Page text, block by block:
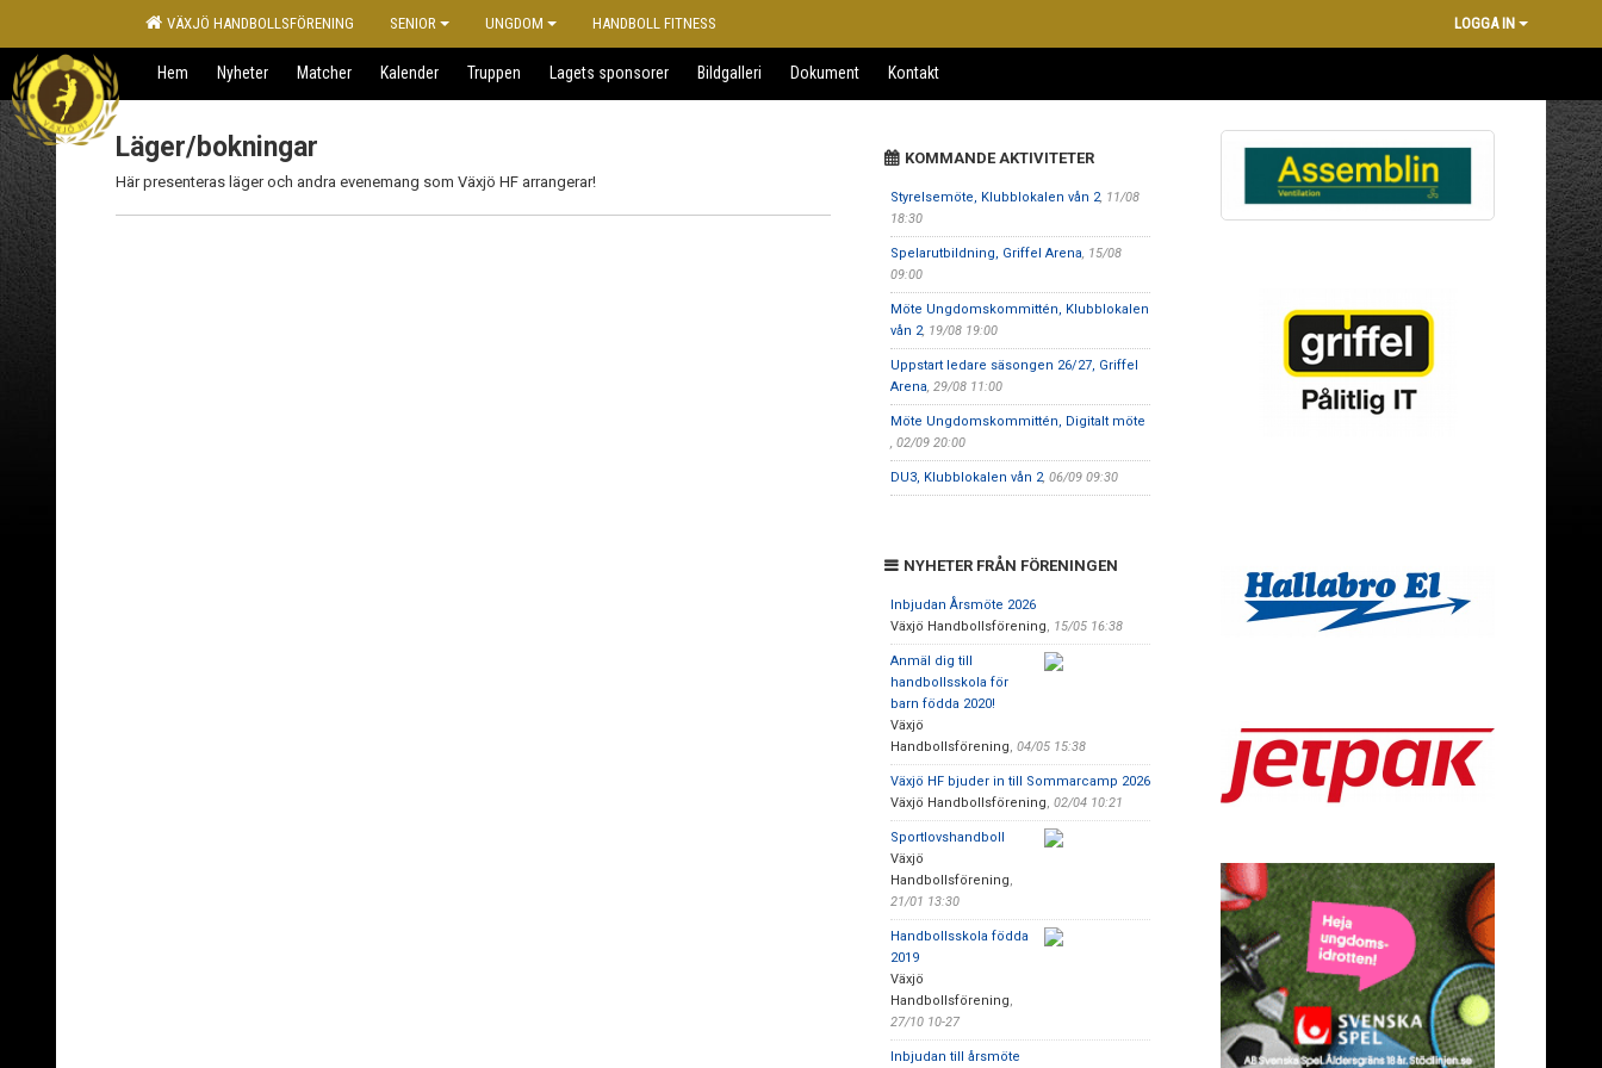
VÄXJÖ HANDBOLLSFÖRENING SENIOR UNGDOM HANDBOLL FITNESS LOGGA IN
Hem Nyheter Matcher Kalender Truppen Lagets sponsorer Bildgalleri Dokument Kontakt
Läger/bokningar
Här presenteras läger och andra evenemang som Växjö HF arrangerar!
KOMMANDE AKTIVITETER
Styrelsemöte, Klubblokalen vån 2, 11/08
18:30
Spelarutbildning, Griffel Arena, 15/08
09:00
Möte Ungdomskommittén, Klubblokalen
vån 2, 19/08 19:00
Uppstart ledare säsongen 26/27, Griffel
Arena, 29/08 11:00
Möte Ungdomskommittén, Digitalt möte
, 02/09 20:00
DU3, Klubblokalen vån 2, 06/09 09:30
NYHETER FRÅN FÖRENINGEN
Inbjudan Årsmöte 2026
Växjö Handbollsförening, 15/05 16:38
Anmäl dig till
handbollsskola för
barn födda 2020!
Växjö
Handbollsförening, 04/05 15:38
Växjö HF bjuder in till Sommarcamp 2026
Växjö Handbollsförening, 02/04 10:21
Sportlovshandboll
Växjö
Handbollsförening,
21/01 13:30
Handbollsskola födda
2019
Växjö
Handbollsförening,
27/10 10-27
Inbjudan till årsmöte